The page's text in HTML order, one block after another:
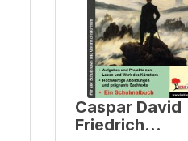
Caspar David
Friedrich